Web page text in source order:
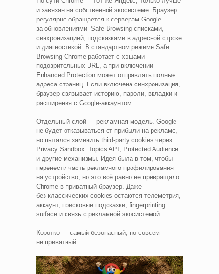
и завязан на собственной экосистеме. Браузер
регулярно обращается к серверам Google
за обновлениями, Safe Browsing‑списками,
синхронизацией, подсказками в адресной строке
и диагностикой. В стандартном режиме Safe
Browsing Chrome работает с хэшами
подозрительных URL, а при включении
Enhanced Protection может отправлять полные
адреса страниц. Если включена синхронизация,
браузер связывает историю, пароли, вкладки и
расширения с Google‑аккаунтом.
Отдельный слой — рекламная модель. Google
не будет отказываться от прибыли на рекламе,
но пытался заменить third‑party cookies через
Privacy Sandbox: Topics API, Protected Audience
и другие механизмы. Идея была в том, чтобы
перенести часть рекламного профилирования
на устройство, но это всё равно не превращало
Chrome в приватный браузер. Даже
без классических cookies остаются телеметрия,
аккаунт, поисковые подсказки, fingerprinting
surface и связь с рекламной экосистемой.
Коротко — самый безопасный, но совсем
не приватный.